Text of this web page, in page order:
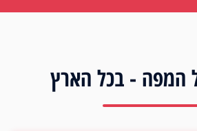
המפה - בכל הארץ